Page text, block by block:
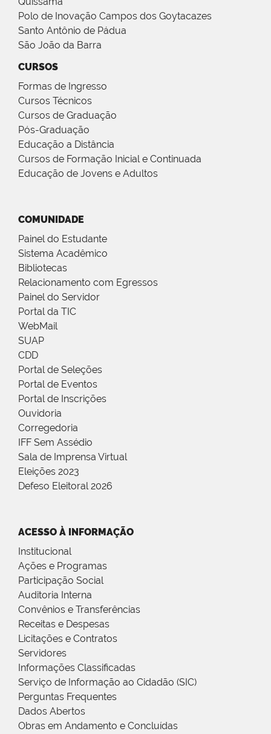
Polo de Inovação Campos dos Goytacazes
Santo Antônio de Pádua
São João da Barra
CURSOS
Formas de Ingresso
Cursos Técnicos
Cursos de Graduação
Pós-Graduação
Educação a Distância
Cursos de Formação Inicial e Continuada
Educação de Jovens e Adultos
COMUNIDADE
Painel do Estudante
Sistema Acadêmico
Bibliotecas
Relacionamento com Egressos
Painel do Servidor
Portal da TIC
WebMail
SUAP
CDD
Portal de Seleções
Portal de Eventos
Portal de Inscrições
Ouvidoria
Corregedoria
IFF Sem Assédio
Sala de Imprensa Virtual
Eleições 2023
Defeso Eleitoral 2026
ACESSO À INFORMAÇÃO
Institucional
Ações e Programas
Participação Social
Auditoria Interna
Convênios e Transferências
Receitas e Despesas
Licitações e Contratos
Servidores
Informações Classificadas
Serviço de Informação ao Cidadão (SIC)
Perguntas Frequentes
Dados Abertos
Obras em Andamento e Concluídas